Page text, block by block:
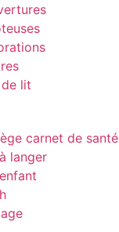
lit
carnet de santé
langer